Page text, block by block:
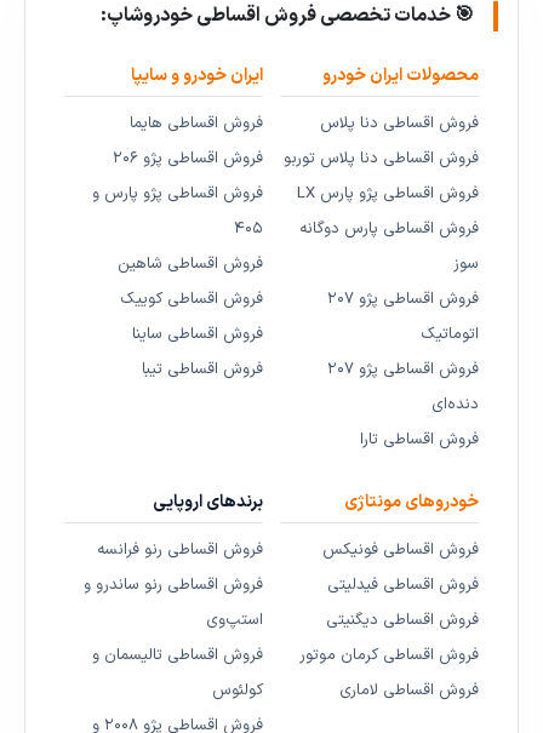
🎯 خدمات تخصصی فروش اقساطی خودروشاپ:
محصولات ایران خودرو
فروش اقساطی دنا پلاس
فروش اقساطی دنا پلاس توربو
فروش اقساطی پژو پارس LX
فروش اقساطی پارس دوگانه
سوز
فروش اقساطی پژو ۲۰۷
اتوماتیک
فروش اقساطی پژو ۲۰۷
دنده‌ای
فروش اقساطی تارا
ایران خودرو و سایپا
فروش اقساطی هایما
فروش اقساطی پژو ۲۰۶
فروش اقساطی پژو پارس و
۴۰۵
فروش اقساطی شاهین
فروش اقساطی کوییک
فروش اقساطی ساینا
فروش اقساطی تیبا
خودروهای مونتاژی
فروش اقساطی فونیکس
فروش اقساطی فیدلیتی
فروش اقساطی دیگنیتی
فروش اقساطی کرمان موتور
فروش اقساطی لاماری
برندهای اروپایی
فروش اقساطی رنو فرانسه
فروش اقساطی رنو ساندرو و
استپ‌وی
فروش اقساطی تالیسمان و
کولئوس
فروش اقساطی پژو ۲۰۰۸ و